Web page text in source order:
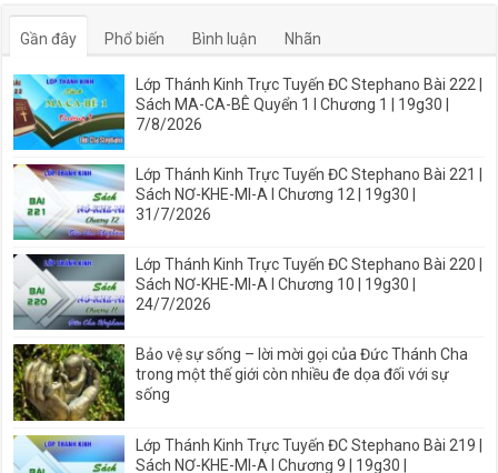
Gần đây Phổ biến Bình luận Nhãn
Lớp Thánh Kinh Trực Tuyến ĐC Stephano Bài 222 |
Sách MA-CA-BÊ Quyển 1 I Chương 1 | 19g30 |
7/8/2026
Lớp Thánh Kinh Trực Tuyến ĐC Stephano Bài 221 |
Sách NƠ-KHE-MI-A I Chương 12 | 19g30 |
31/7/2026
Lớp Thánh Kinh Trực Tuyến ĐC Stephano Bài 220 |
Sách NƠ-KHE-MI-A I Chương 10 | 19g30 |
24/7/2026
Bảo vệ sự sống – lời mời gọi của Đức Thánh Cha
trong một thế giới còn nhiều đe dọa đối với sự
sống
Lớp Thánh Kinh Trực Tuyến ĐC Stephano Bài 219 |
Sách NƠ-KHE-MI-A I Chương 9 | 19g30 |